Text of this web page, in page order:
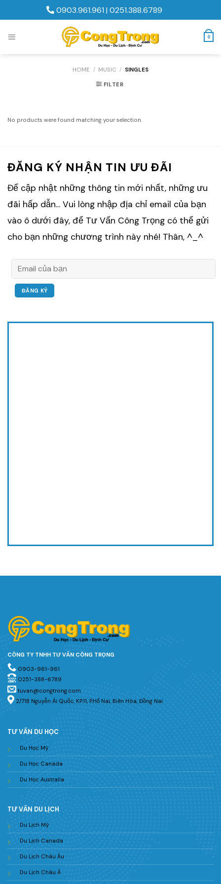
content
0903.961.961| 0251.388.6789
0
HOME / MUSIC / SINGLES
FILTER
No products were found matching your selection.
ĐĂNG KÝ NHẬN TIN ƯU ĐÃI
Để cập nhật những thông tin mới nhất, những ưu
đãi hấp dẫn... Vui lòng nhập địa chỉ email của bạn
vào ô dưới đây, để Tư Vấn Công Trọng có thể gửi
cho bạn những chương trình này nhé! Thân, ^_^
CÔNG TY TNHH TƯ VẤN CÔNG TRỌNG
0903-961-961
0251-388-6789
tuvan@congtrong.com
2/71B Nguyễn Ái Quốc, KP.11, P.Hố Nai, Biên Hòa, Đồng Nai
TƯ VẤN DU HỌC
Du Học Mỹ
Du Học Canada
Du Học Australia
TƯ VẤN DU LỊCH
Du Lịch Mỹ
Du Lịch Canada
Du Lịch Châu Âu
Du Lịch Châu Á